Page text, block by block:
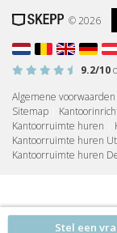
Stel een
© 2026
9.2/10
Algemene voorwaarden
Sitemap
Kantoorruimte huren
Kantoorruimte huren
Kantoorruimte huren